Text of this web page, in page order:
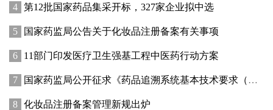
第12批国家药品集采开标，327家企业拟中选
国家药监局公告关于化妆品注册备案有关事项
11部门印发医疗卫生强基工程中医药行动方案
国家药监局公开征求《药品追溯系统基本技术要求（修订征求意见稿）》意见
化妆品注册备案管理新规出炉